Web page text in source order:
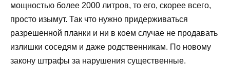
мощностью более 2000 литров, то его, скорее всего,
просто изымут. Так что нужно придерживаться
разрешенной планки и ни в коем случае не продавать
излишки соседям и даже родственникам. По новому
закону штрафы за нарушения существенные.